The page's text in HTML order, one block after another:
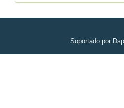
Soportado por